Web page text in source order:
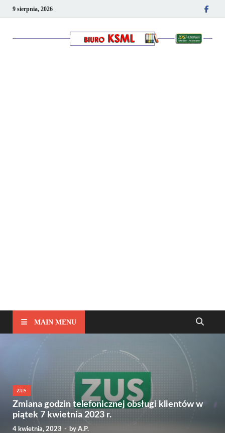
9 sierpnia, 2026
MAIN MENU
ZUS
Zmiana godzin telefonicznej obsługi klientów w
piątek 7 kwietnia 2023 r.
4 kwietnia, 2023 - by A.P.